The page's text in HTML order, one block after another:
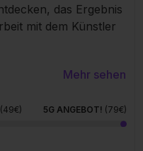
das Ergebnis
mit dem Künstler
Mehr sehen
(49€) 5G ANGEBOT! (79€)